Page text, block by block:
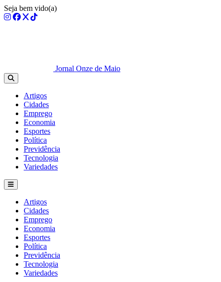
Seja bem vido(a)
Jornal Onze de Maio
Artigos
Cidades
Emprego
Economia
Esportes
Política
Previdência
Tecnologia
Variedades
Artigos
Cidades
Emprego
Economia
Esportes
Política
Previdência
Tecnologia
Variedades